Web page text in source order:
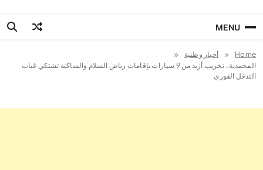
MENU
Home
أخبار وطنية
المحمدية.. تخريب أزيد من 9 سيارات بإقامات رياض السلام والساكنة تشتكي غياب
التدخل الفوري